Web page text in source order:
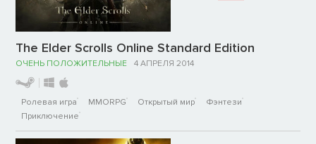
The Elder Scrolls Online Standard Edition
ОЧЕНЬ ПОЛОЖИТЕЛЬНЫЕ 4 АПРЕЛЯ 2014
Ролевая игра MMORPG Открытый мир
Фэнтези
Приключение